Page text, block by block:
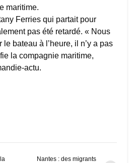
maritime.
Ferries qui partait pour
pas été retardé. « Nous
bateau à l’heure, il n’y a pas
la compagnie maritime,
actu.
Nantes : des migrants